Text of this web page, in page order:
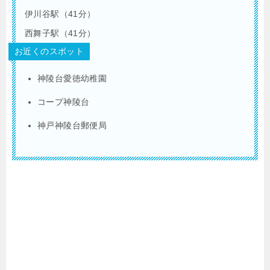
伊川谷駅（41分）
西舞子駅（41分）
お近くのスポット
神陵台愛徳幼稚園
コープ神陵台
神戸神陵台郵便局